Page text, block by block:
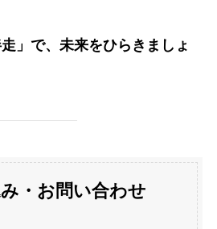
」で、 未来をひらきましょ
・お問い合わせ